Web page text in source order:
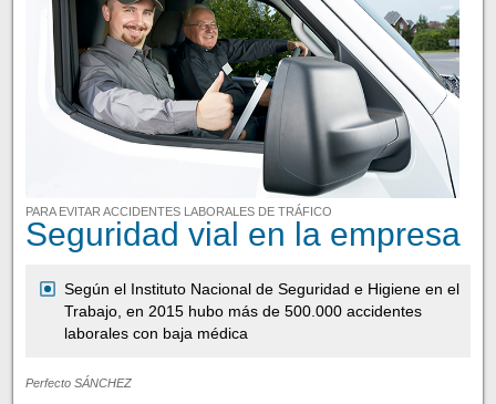
PARA EVITAR ACCIDENTES LABORALES DE TRÁFICO
Seguridad vial en la empresa
Según el Instituto Nacional de Seguridad e Higiene en el
Trabajo, en 2015 hubo más de 500.000 accidentes
laborales con baja médica
Perfecto SÁNCHEZ